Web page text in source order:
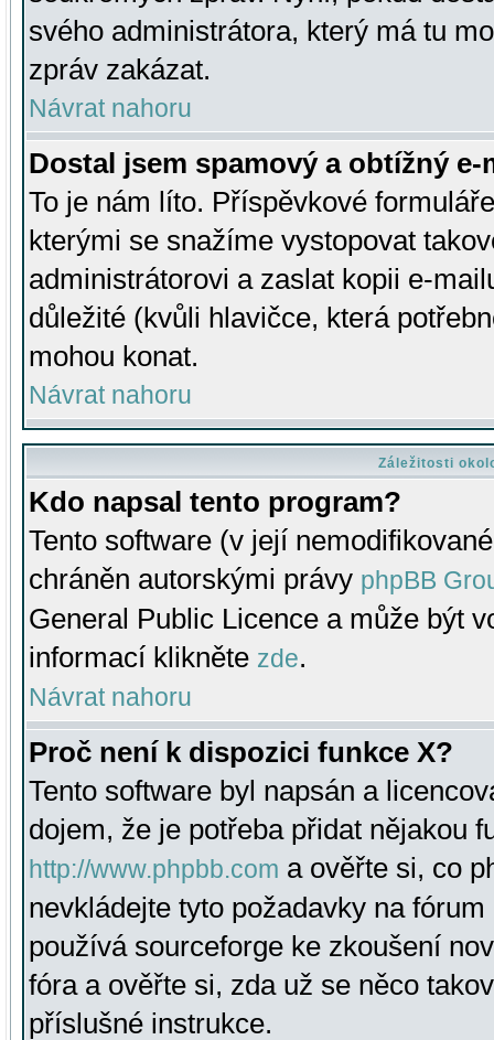
svého administrátora, který má tu
zpráv zakázat.
Návrat nahoru
Dostal jsem spamový a obtížný
To je nám líto. Příspěvkové
kterými se snažíme vystopovat
administrátorovi a zaslat kopii e-
důležité (kvůli hlavičce, která
mohou konat.
Návrat nahoru
Záležitosti
Kdo napsal tento program?
Tento software (v její
chráněn autorskými právy phpBB
General Public Licence a může být
informací klikněte zde.
Návrat nahoru
Proč není k dispozici funkce X?
Tento software byl napsán a
dojem, že je potřeba přidat nějakou
http://www.phpbb.com a ověřte si, co
nevkládejte tyto požadavky na
používá sourceforge ke zkoušení
fóra a ověřte si, zda už se něco
příslušné instrukce.